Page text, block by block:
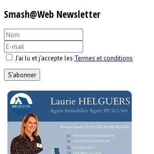
Smash@Web Newsletter
J’ai lu et j’accepte les Termes et conditions